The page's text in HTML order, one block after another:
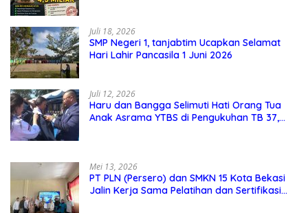
Juli 18, 2026
SMP Negeri 1, tanjabtim Ucapkan Selamat
Hari Lahir Pancasila 1 Juni 2026
Juli 12, 2026
Haru dan Bangga Selimuti Hati Orang Tua
Anak Asrama YTBS di Pengukuhan TB 37,
Mei 13, 2026
PT PLN (Persero) dan SMKN 15 Kota Bekasi
Jalin Kerja Sama Pelatihan dan Sertifikasi